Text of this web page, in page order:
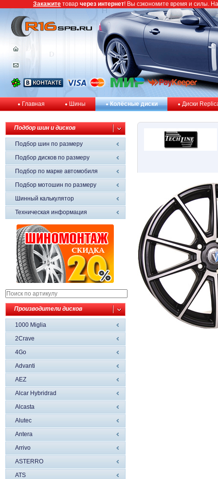
Главная Шины Колёсные диски Диски
Подбор шин и дисков
Подбор шин по размеру
Подбор дисков по размеру
Подбор по марке автомобиля
Подбор мотошин по размеру
Шинный калькулятор
Техническая информация
Производители дисков
1000 Miglia
2Crave
4Go
Advanti
AEZ
Alcar Hybridrad
Alcasta
Alutec
Antera
Arrivo
ASTERRO
ATS
Закажите товар через интернет! Вы сэкономите время и силы.